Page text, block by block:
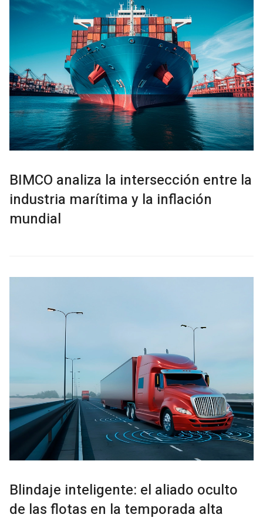
BIMCO analiza la intersección entre la
industria marítima y la inflación
mundial
Blindaje inteligente: el aliado oculto
de las flotas en la temporada alta